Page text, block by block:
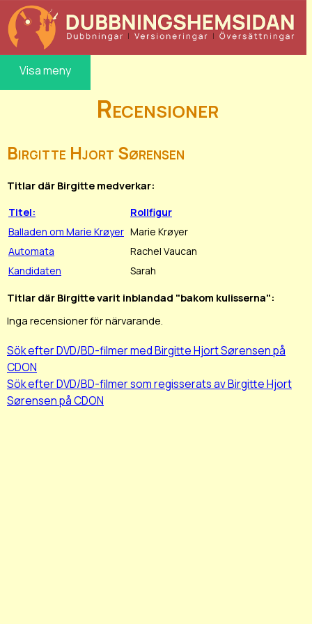
Visa meny
Recensioner
Birgitte Hjort Sørensen
Titlar där Birgitte medverkar:
Titel:
Rollfigur
Balladen om Marie Krøyer Marie Krøyer
Automata
Rachel Vaucan
Kandidaten
Sarah
Titlar där Birgitte varit inblandad "bakom kulisserna":
Inga recensioner för närvarande.
Sök efter DVD/BD-filmer med Birgitte Hjort Sørensen på
CDON
Sök efter DVD/BD-filmer som regisserats av Birgitte Hjort
Sørensen på CDON